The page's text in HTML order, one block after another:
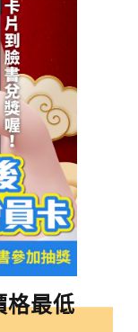
格最低